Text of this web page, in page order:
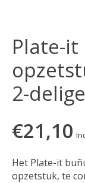
Plate-
2-
€21,10
Het Plate-it
opzetstuk, te